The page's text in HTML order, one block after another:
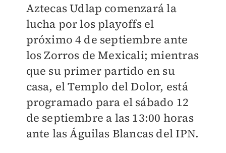
Aztecas Udlap comenzará la
lucha por los playoffs el
próximo 4 de septiembre ante
los Zorros de Mexicali; mientras
que su primer partido en su
casa, el Templo del Dolor, está
programado para el sábado 12
de septiembre a las 13:00 horas
ante las Águilas Blancas del IPN.